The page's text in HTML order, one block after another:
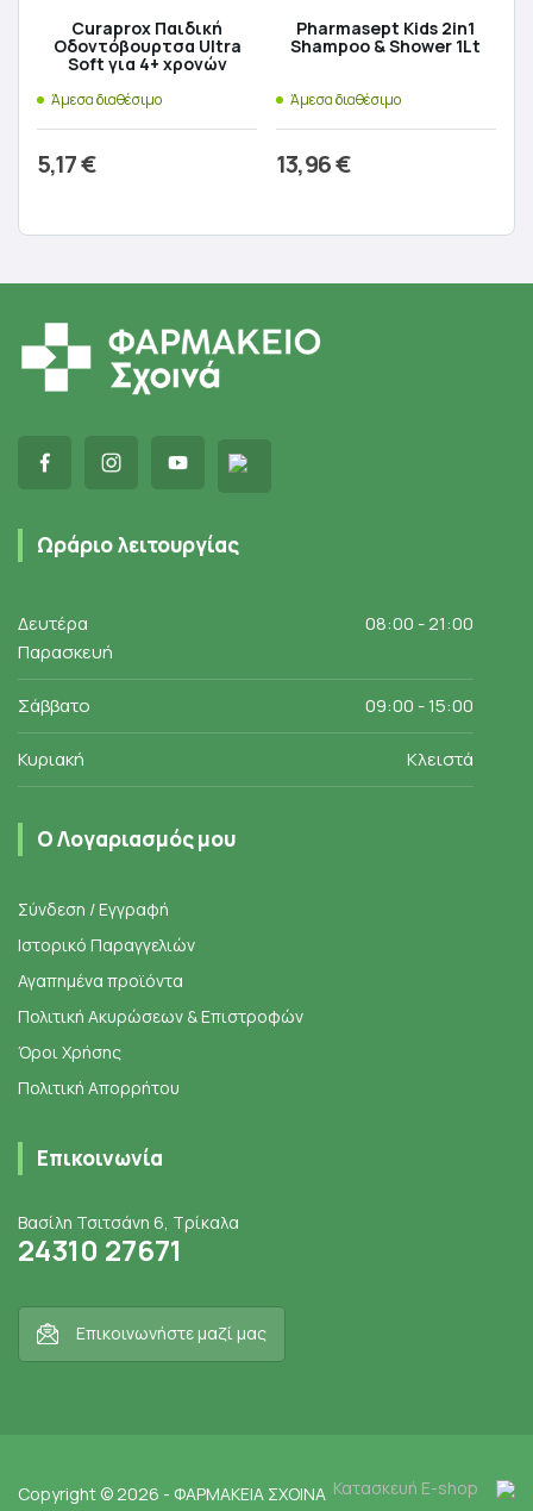
Curaprox Παιδική
Οδοντόβουρτσα Ultra
Soft για 4+ χρονών
Άμεσα διαθέσιμο
5,17€
Pharmasept Kids 2in1
Shampoo & Shower 1Lt
Άμεσα διαθέσιμο
13,96€
Ωράριο λειτουργίας
Δευτέρα
Παρασκευή
08:00 - 21:00
Σάββατο 09:00 - 15:00
Κυριακή Κλειστά
Ο Λογαριασμός μου
Σύνδεση / Εγγραφή
Ιστορικό Παραγγελιών
Αγαπημένα προϊόντα
Πολιτική Ακυρώσεων & Επιστροφών
Όροι Χρήσης
Πολιτική Απορρήτου
Επικοινωνία
Βασίλη Τσιτσάνη 6, Τρίκαλα
24310 27671
Επικοινωνήστε μαζί μας
Copyright © 2026 - ΦΑΡΜΑΚΕΙΑ ΣΧΟΙΝΑ Κατασκευή E-shop